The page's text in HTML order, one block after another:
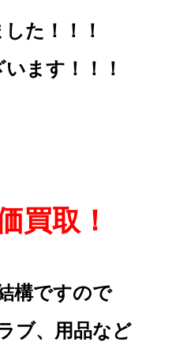
た！！！
ます！！！
買取！
構ですので
ブ、用品など